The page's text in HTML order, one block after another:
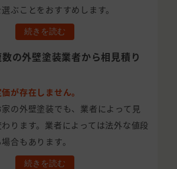
ぶことをおすすめします。
続きを読む
の外壁塗装業者から相見積り
が存在しません。
の外壁塗装でも、業者によって見
ります。業者によっては法外な値段
合もあります。
続きを読む